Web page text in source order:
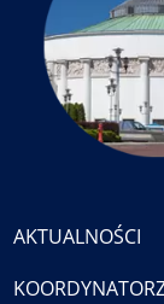
AKTUALNOŚCI